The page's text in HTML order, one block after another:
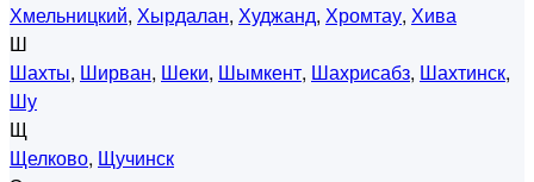
Хмельницкий, Хырдалан, Худжанд, Хромтау, Хива
Ш
Шахты, Ширван, Шеки, Шымкент, Шахрисабз, Шахтинск,
Шу
Щ
Щелково, Щучинск